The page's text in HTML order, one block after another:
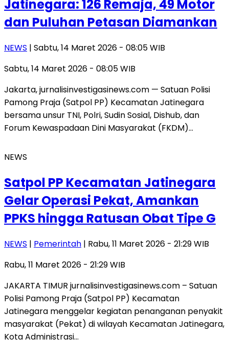
Jatinegara: 126 Remaja, 49 Motor
dan Puluhan Petasan Diamankan
NEWS | Sabtu, 14 Maret 2026 - 08:05 WIB
Sabtu, 14 Maret 2026 - 08:05 WIB
Jakarta, jurnalisinvestigasinews.com — Satuan Polisi
Pamong Praja (Satpol PP) Kecamatan Jatinegara
bersama unsur TNI, Polri, Sudin Sosial, Dishub, dan
Forum Kewaspadaan Dini Masyarakat (FKDM)…
NEWS
Satpol PP Kecamatan Jatinegara
Gelar Operasi Pekat, Amankan
PPKS hingga Ratusan Obat Tipe G
NEWS | Pemerintah | Rabu, 11 Maret 2026 - 21:29 WIB
Rabu, 11 Maret 2026 - 21:29 WIB
JAKARTA TIMUR jurnalisinvestigasinews.com – Satuan
Polisi Pamong Praja (Satpol PP) Kecamatan
Jatinegara menggelar kegiatan penanganan penyakit
masyarakat (Pekat) di wilayah Kecamatan Jatinegara,
Kota Administrasi…